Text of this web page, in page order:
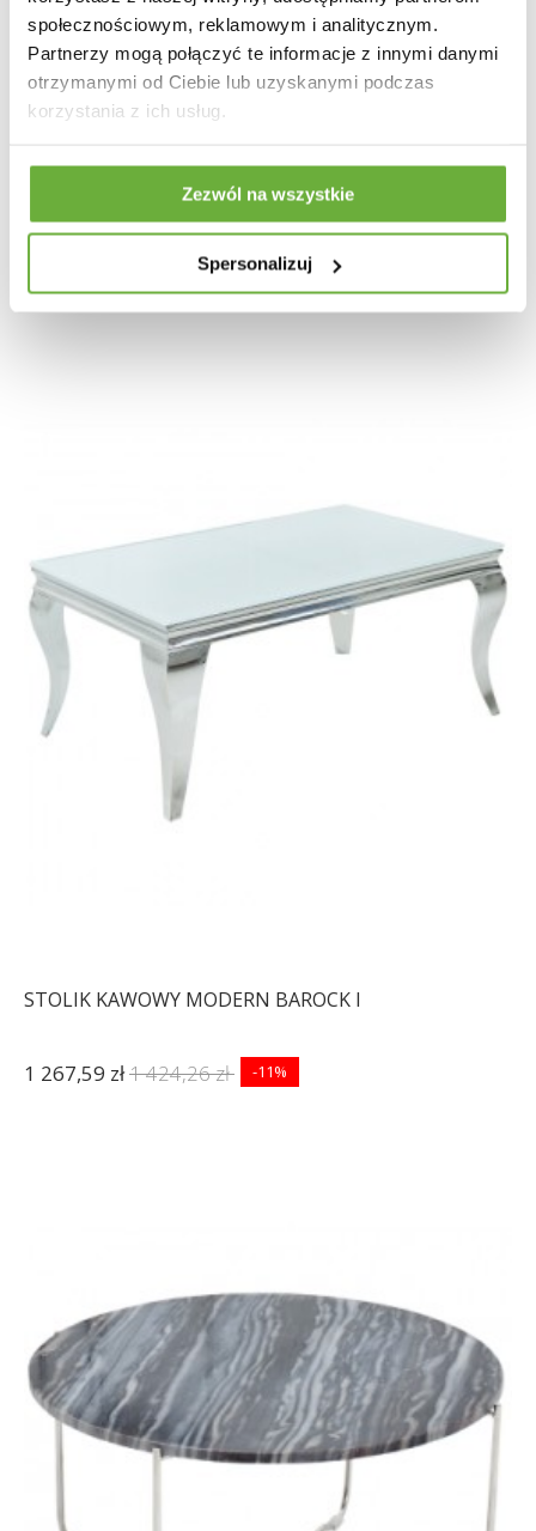
społecznościowym, reklamowym i analitycznym.
Partnerzy mogą połączyć te informacje z innymi danymi
otrzymanymi od Ciebie lub uzyskanymi podczas
korzystania z ich usług.
Zezwól na wszystkie
Spersonalizuj
STOLIK KAWOWY MODERN BAROCK
1 319,20 zł -11%
STOLIK KAWOWY MODERN BAROCK I
1 267,59 zł1 424,26 zł -11%